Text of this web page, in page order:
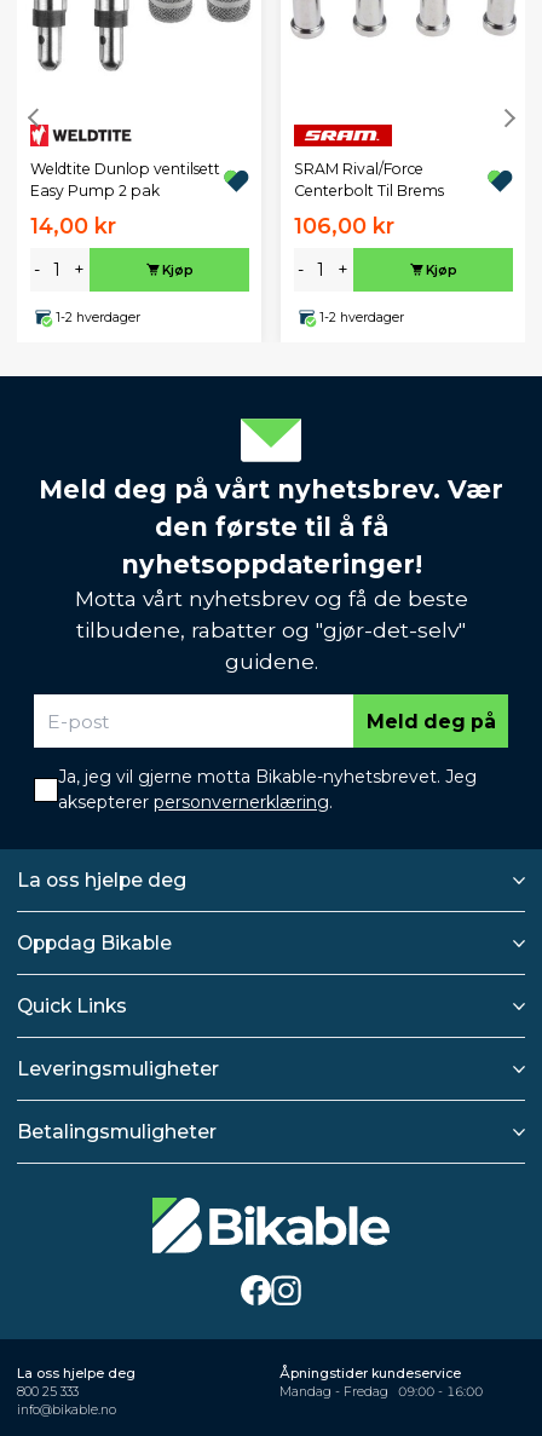
Weldtite Dunlop ventilsett
Easy Pump 2 pak
14,00 kr
- + Kjøp
1-2 hverdager
SRAM Rival/Force
Centerbolt Til Brems
106,00 kr
- + Kjøp
1-2 hverdager
Meld deg på vårt nyhetsbrev. Vær
den første til å få
nyhetsoppdateringer!
Motta vårt nyhetsbrev og få de beste
tilbudene, rabatter og "gjør-det-selv"
guidene.
Meld deg på
Ja, jeg vil gjerne motta Bikable-nyhetsbrevet. Jeg
aksepterer personvernerklæring.
La oss hjelpe deg
Oppdag Bikable
Quick Links
Leveringsmuligheter
Betalingsmuligheter
La oss hjelpe deg
800 25 333
info@bikable.no
Åpningstider kundeservice
Mandag - Fredag
09:00 - 16:00